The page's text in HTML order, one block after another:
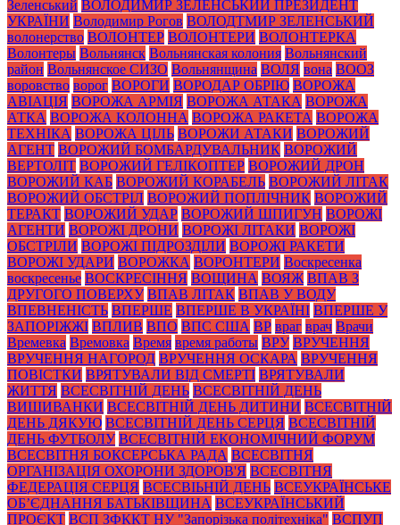
Зеленський ВОЛОДИМИР ЗЕЛЕНСЬКИЙ ПРЕЗИДЕНТ
УКРАЇНИ Володимир Рогов ВОЛОДТМИР ЗЕЛЕНСЬКИЙ
волонерство ВОЛОНТЕР ВОЛОНТЕРИ ВОЛОНТЕРКА
Волонтеры Вольнянск Вольнянская колония Вольнянский
район Вольнянское СИЗО Вольнянщина ВОЛЯ вона ВООЗ
воровство ворог ВОРОГИ ВОРОДАР ОБРІЮ ВОРОЖА
АВІАЦІЯ ВОРОЖА АРМІЯ ВОРОЖА АТАКА ВОРОЖА
АТКА ВОРОЖА КОЛОННА ВОРОЖА РАКЕТА ВОРОЖА
ТЕХНІКА ВОРОЖА ЦІЛЬ ВОРОЖИ АТАКИ ВОРОЖИЙ
АГЕНТ ВОРОЖИЙ БОМБАРДУВАЛЬНИК ВОРОЖИЙ
ВЕРТОЛІТ ВОРОЖИЙ ГЕЛІКОПТЕР ВОРОЖИЙ ДРОН
ВОРОЖИЙ КАБ ВОРОЖИЙ КОРАБЕЛЬ ВОРОЖИЙ ЛІТАК
ВОРОЖИЙ ОБСТРІЛ ВОРОЖИЙ ПОПЛІЧНИК ВОРОЖИЙ
ТЕРАКТ ВОРОЖИЙ УДАР ВОРОЖИЙ ШПИГУН ВОРОЖІ
АГЕНТИ ВОРОЖІ ДРОНИ ВОРОЖІ ЛІТАКИ ВОРОЖІ
ОБСТРІЛИ ВОРОЖІ ПІДРОЗДІЛИ ВОРОЖІ РАКЕТИ
ВОРОЖІ УДАРИ ВОРОЖКА ВОРОНТЕРИ Воскресенка
воскресенье ВОСКРЕСІННЯ ВОЩИНА ВОЯЖ ВПАВ З
ДРУГОГО ПОВЕРХУ ВПАВ ЛІТАК ВПАВ У ВОДУ
ВПЕВНЕНІСТЬ ВПЕРШЕ ВПЕРШЕ В УКРАЇНІ ВПЕРШЕ У
ЗАПОРІЖЖІ ВПЛИВ ВПО ВПС США ВР враг врач Врачи
Времевка Времовка Время время работы ВРУ ВРУЧЕННЯ
ВРУЧЕННЯ НАГОРОД ВРУЧЕННЯ ОСКАРА ВРУЧЕННЯ
ПОВІСТКИ ВРЯТУВАЛИ ВІД СМЕРТІ ВРЯТУВАЛИ
ЖИТТЯ ВСЕСВІТНІЙ ДЕНЬ ВСЕСВІТНІЙ ДЕНЬ
ВИШИВАНКИ ВСЕСВІТНІЙ ДЕНЬ ДИТИНИ ВСЕСВІТНІЙ
ДЕНЬ ДЯКУЮ ВСЕСВІТНІЙ ДЕНЬ СЕРЦЯ ВСЕСВІТНІЙ
ДЕНЬ ФУТБОЛУ ВСЕСВІТНІЙ ЕКОНОМІЧНИЙ ФОРУМ
ВСЕСВІТНЯ БОКСЕРСЬКА РАДА ВСЕСВІТНЯ
ОРГАНІЗАЦІЯ ОХОРОНИ ЗДОРОВ'Я ВСЕСВІТНЯ
ФЕДЕРАЦІЯ СЕРЦЯ ВСЕСВІЬНІЙ ДЕНЬ ВСЕУКРАЇНСЬКЕ
ОБ’ЄДНАННЯ БАТЬКІВЩИНА ВСЕУКРАЇНСЬКИЙ
ПРОЄКТ ВСП ЗФККТ НУ "Запорізька політехніка" ВСПУП